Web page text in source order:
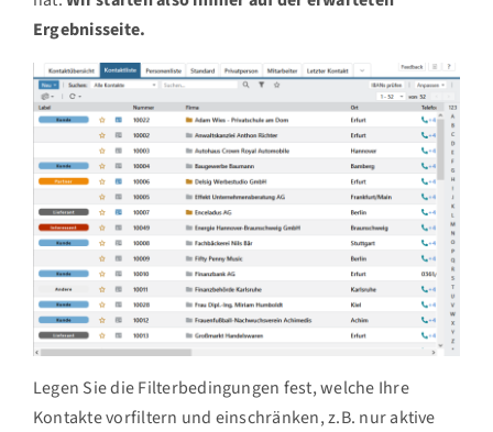
Ergebnisseite.
Legen Sie die Filterbedingungen fest, welche Ihre
Kontakte vorfiltern und einschränken, z.B. nur aktive